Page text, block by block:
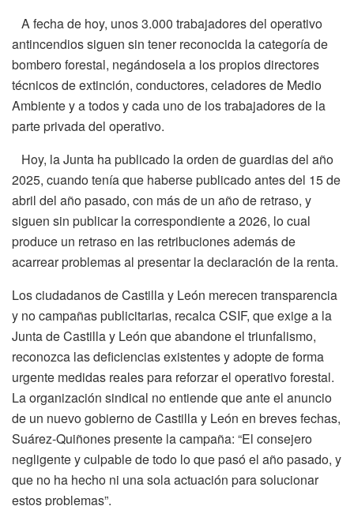
A fecha de hoy, unos 3.000 trabajadores del operativo
antincendios siguen sin tener reconocida la categoría de
bombero forestal, negándosela a los propios directores
técnicos de extinción, conductores, celadores de Medio
Ambiente y a todos y cada uno de los trabajadores de la
parte privada del operativo.
Hoy, la Junta ha publicado la orden de guardias del año
2025, cuando tenía que haberse publicado antes del 15 de
abril del año pasado, con más de un año de retraso, y
siguen sin publicar la correspondiente a 2026, lo cual
produce un retraso en las retribuciones además de
acarrear problemas al presentar la declaración de la renta.
Los ciudadanos de Castilla y León merecen transparencia
y no campañas publicitarias, recalca CSIF, que exige a la
Junta de Castilla y León que abandone el triunfalismo,
reconozca las deficiencias existentes y adopte de forma
urgente medidas reales para reforzar el operativo forestal.
La organización sindical no entiende que ante el anuncio
de un nuevo gobierno de Castilla y León en breves fechas,
Suárez-Quiñones presente la campaña: “El consejero
negligente y culpable de todo lo que pasó el año pasado, y
que no ha hecho ni una sola actuación para solucionar
estos problemas”.